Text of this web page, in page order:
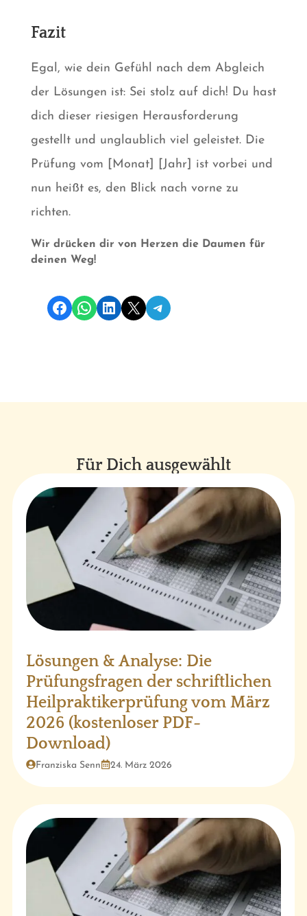
Fazit
Egal, wie dein Gefühl nach dem Abgleich
der Lösungen ist: Sei stolz auf dich! Du hast
dich dieser riesigen Herausforderung
gestellt und unglaublich viel geleistet. Die
Prüfung vom [Monat] [Jahr] ist vorbei und
nun heißt es, den Blick nach vorne zu
richten.
Wir drücken dir von Herzen die Daumen für
deinen Weg!
Share on Facebook
Share on WhatsApp
Share on LinkedIn
Share on X Share on Telegram
Für Dich ausgewählt
Lösungen & Analyse: Die
Prüfungsfragen der schriftlichen
Heilpraktikerprüfung vom März
2026 (kostenloser PDF-
Download)
Franziska Senn 24. März 2026